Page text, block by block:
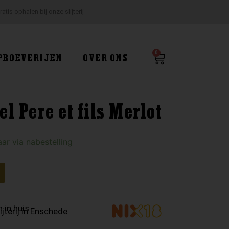
OVER ONS
0
Winkelwagen
Pere et fils Merlot
via nabestelling
in huisin Enschede